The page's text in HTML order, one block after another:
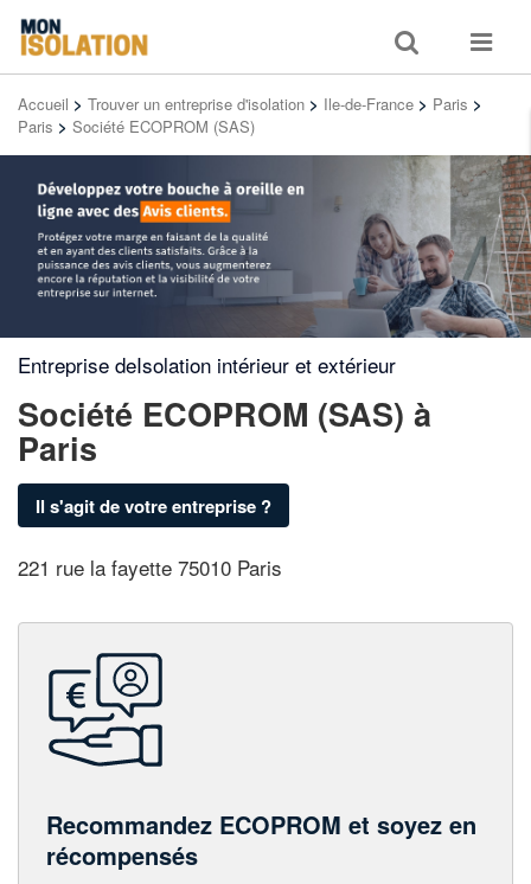
Toggle
search
Toggle
Accueil > Trouver un entreprise d'isolation > Ile-de-France > Paris >
Paris > Société ECOPROM (SAS)
Entreprise deIsolation intérieur et extérieur
Société ECOPROM (SAS) à
Paris
Il s'agit de votre entreprise ?
221 rue la fayette 75010 Paris
Recommandez ECOPROM et soyez en
récompensés